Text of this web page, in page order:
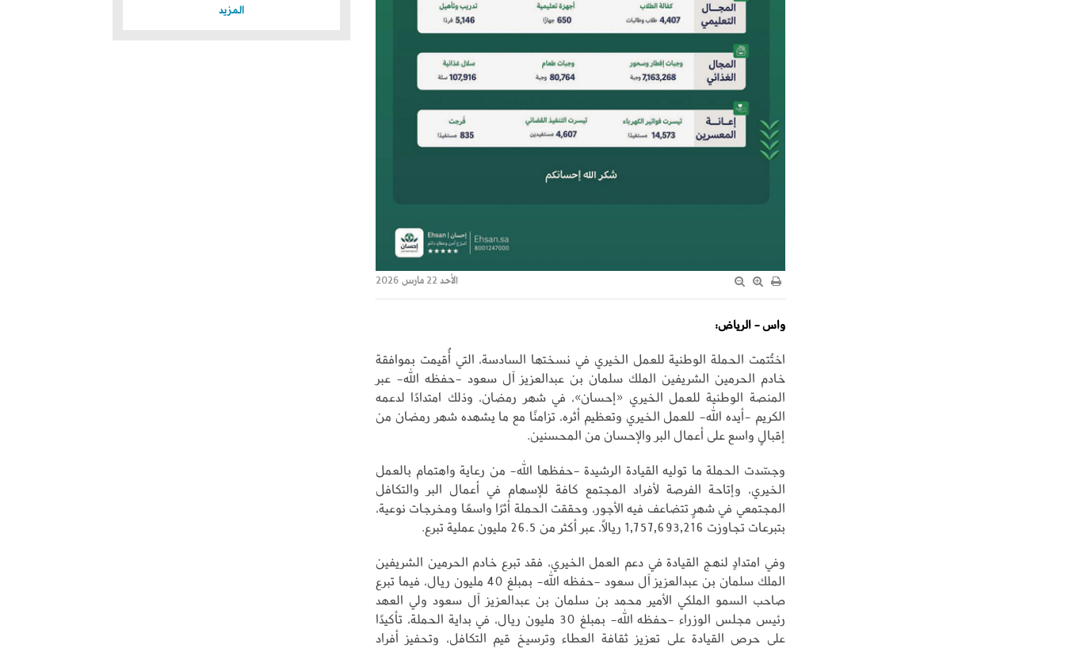
الأحد 22 مارس 2026
واس - الرياض:
اختُتمت الحملة الوطنية للعمل الخيري في نسختها السادسة، التي أُقيمت بموافقة
خادم الحرمين الشريفين الملك سلمان بن عبدالعزيز آل سعود -حفظه الله- عبر
المنصة الوطنية للعمل الخيري «إحسان»، في شهر رمضان، وذلك امتدادًا لدعمه
الكريم -أيده الله- للعمل الخيري وتعظيم أثره، تزامنًا مع ما يشهده شهر رمضان من
إقبالٍ واسع على أعمال البر والإحسان من المحسنين.
وجسّدت الحملة ما توليه القيادة الرشيدة -حفظها الله- من رعاية واهتمام بالعمل
الخيري، وإتاحة الفرصة لأفراد المجتمع كافة للإسهام في أعمال البر والتكافل
المجتمعي في شهرٍ تتضاعف فيه الأجور، وحققت الحملة أثرًا واسعًا ومخرجات نوعية،
بتبرعات تجاوزت 1,757,693,216 ريالًا، عبر أكثر من 26.5 مليون عملية تبرع.
وفي امتدادٍ لنهج القيادة في دعم العمل الخيري، فقد تبرع خادم الحرمين الشريفين
الملك سلمان بن عبدالعزيز آل سعود -حفظه الله- بمبلغ 40 مليون ريال، فيما تبرع
صاحب السمو الملكي الأمير محمد بن سلمان بن عبدالعزيز آل سعود ولي العهد
رئيس مجلس الوزراء -حفظه الله- بمبلغ 30 مليون ريال، في بداية الحملة، تأكيدًا
على حرص القيادة على تعزيز ثقافة العطاء وترسيخ قيم التكافل، وتحفيز أفراد
المزيد